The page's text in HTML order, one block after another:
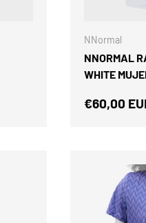
NNormal
NNORMAL
WHITE
Precio
€60,00